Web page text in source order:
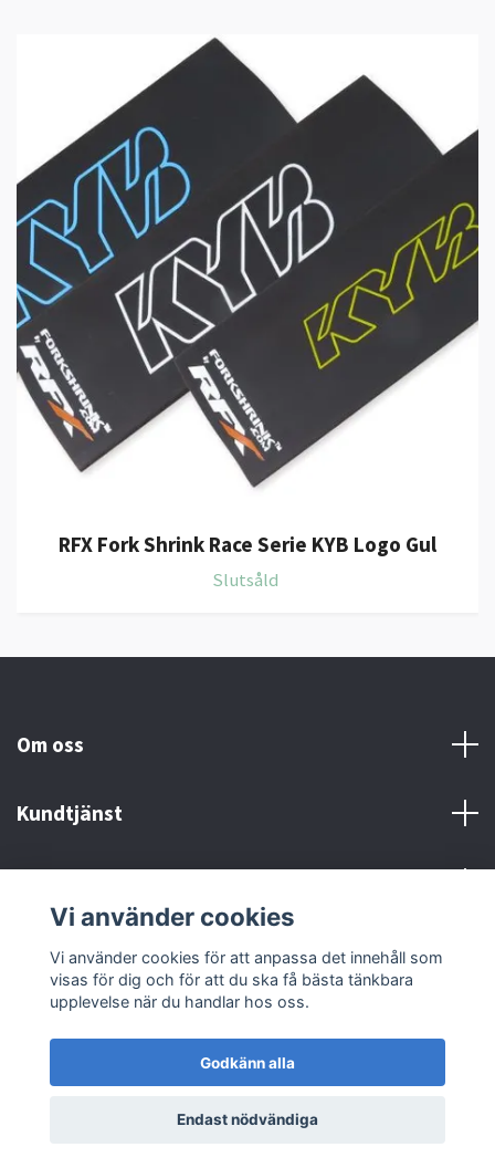
RFX Fork Shrink Race Serie KYB Logo Gul
Slutsåld
Om oss
Kundtjänst
Sociala medier
© 2026 MX Supply
Vi använder cookies
Vi använder cookies för att anpassa det innehåll som
visas för dig och för att du ska få bästa tänkbara
upplevelse när du handlar hos oss.
Godkänn alla
Endast nödvändiga